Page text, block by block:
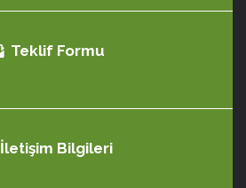
Teklif Formu
İletişim Bilgileri